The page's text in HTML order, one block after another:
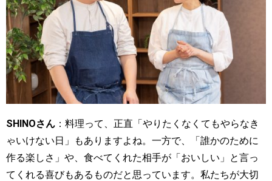
SHINOさん ：料理って、正直「やりたくなくてもやらなき
ゃいけない日」もありますよね。一方で、「誰かのために
作る楽しさ」や、食べてくれた相手が「おいしい」と言っ
てくれる喜びもあるものだと思っています。私たちが大切